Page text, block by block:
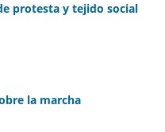
protesta y tejido social
la marcha